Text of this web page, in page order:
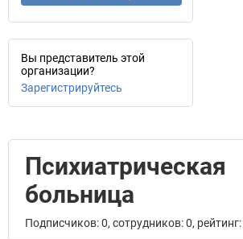
Вы представитель этой
организации?
Зарегистрируйтесь
Психиатрическая
больница
Подписчиков: 0, сотрудников: 0, рейтинг: